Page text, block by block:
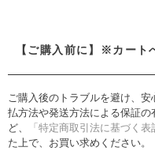
【ご購入前に】※カート
ご購入後のトラブルを避け、
払方法や発送方法による保証
ど、
「特定商取引法に基づく表
た上で、お買い求めください。